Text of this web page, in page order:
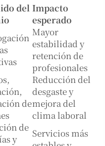
del Impacto
esperado
Mayor
estabilidad y
retención de
profesionales
de
Reducción del
desgaste y
mejora del
clima laboral
de
y
Servicios más